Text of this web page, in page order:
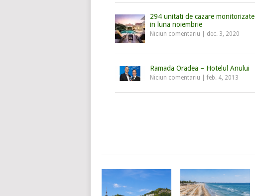
294 unitati de cazare monitorizate
in luna noiembrie
Niciun comentariu dec. 3, 2020
Ramada Oradea – Hotelul Anului
Niciun comentariu feb. 4, 2013